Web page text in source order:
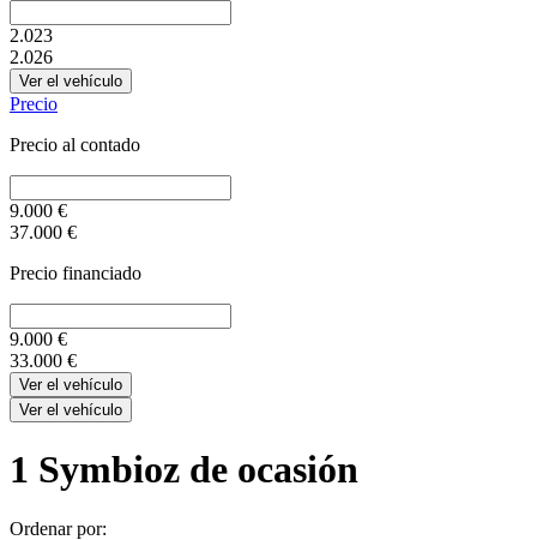
2.023
2.026
Ver el vehículo
Precio
Precio al contado
9.000 €
37.000 €
Precio financiado
9.000 €
33.000 €
Ver el vehículo
Ver el vehículo
1 Symbioz de ocasión
Ordenar por: